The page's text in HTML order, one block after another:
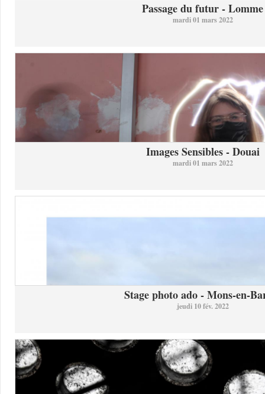
Passage du futur - Lomme
mardi 01 mars 2022
Images Sensibles - Douai
mardi 01 mars 2022
Stage photo ado - Mons-en-
jeudi 10 fév. 2022